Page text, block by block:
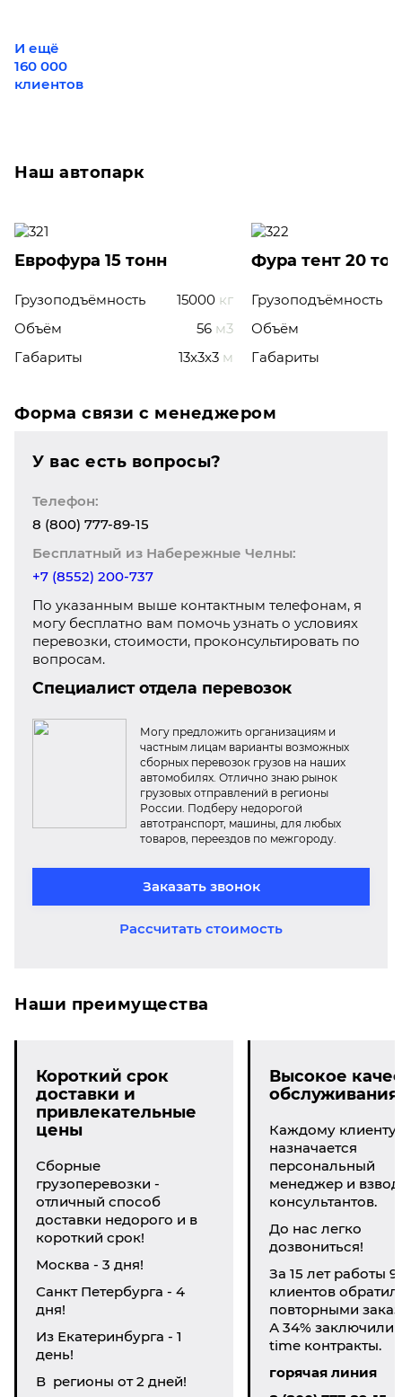
И ещё
160 000
клиентов
Наш автопарк
Еврофура 15 тонн
Грузоподъёмность 15000 кг
Объём
56 м3
Габариты
13x3x3 м
Фура тент 20
Грузоподъёмность
Объём
Габариты
Форма связи с менеджером
У вас есть вопросы?
Телефон:
8 (800) 777-89-15
Бесплатный из Набережные Челны:
+7 (8552) 200-737
По указанным выше контактным телефонам, я
могу бесплатно вам помочь узнать о условиях
перевозки, стоимости, проконсультировать по
вопросам.
Специалист отдела перевозок
Могу предложить организациям и
частным лицам варианты возможных
сборных перевозок грузов на наших
автомобилях. Отлично знаю рынок
грузовых отправлений в регионы
России. Подберу недорогой
автотранспорт, машины, для любых
товаров, переездов по межгороду.
Заказать звонок
Рассчитать стоимость
Наши преимущества
Короткий срок
доставки и
привлекательные
цены
Сборные
грузоперевозки -
отличный способ
доставки недорого и в
короткий срок!
Москва - 3 дня!
Санкт Петербурга - 4
дня!
Из Екатеринбурга - 1
день!
В регионы от 2 дней!
Высокое
обслуживания
Каждому клиенту
назначается
персональный
менеджер и взвод
консультантов.
До нас легко
дозвониться!
За 15 лет работы
клиентов
повторными
А 34% заключили
time контракты.
горячая линия